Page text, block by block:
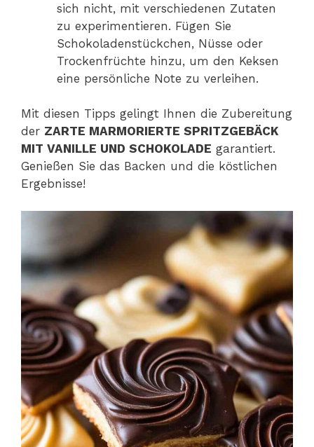
sich nicht, mit verschiedenen Zutaten
zu experimentieren. Fügen Sie
Schokoladenstückchen, Nüsse oder
Trockenfrüchte hinzu, um den Keksen
eine persönliche Note zu verleihen.
Mit diesen Tipps gelingt Ihnen die Zubereitung
der ZARTE MARMORIERTE SPRITZGEBÄCK
MIT VANILLE UND SCHOKOLADE garantiert.
Genießen Sie das Backen und die köstlichen
Ergebnisse!